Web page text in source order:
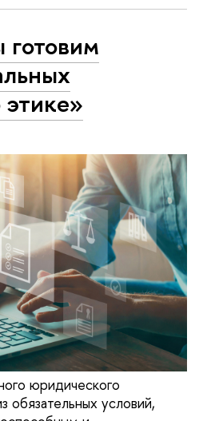
юридического
обязательных условий,